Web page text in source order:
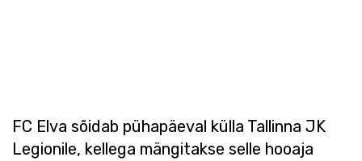
FC Elva sõidab pühapäeval külla Tallinna JK
Legionile, kellega mängitakse selle hooaja